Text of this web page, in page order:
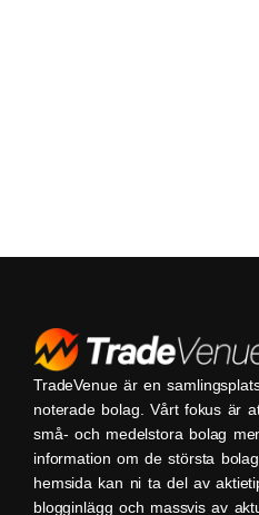
TradeVenue är en
noterade bolag. Vårt fokus är
små- och medelstora bolag
information om de största
hemsida kan ni ta del av
blogginlägg och massvis av